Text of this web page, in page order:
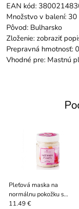
EAN kód:
Množstvo v balení:
Pôvod: Bulharsko
Zloženie: zobraziť
Prepravná hmotnosť:
Vhodné pre: Mastnú
Pleťová maska na
normálnu pokožku s
vitamínmi A a E, 200 ml
11.49 €